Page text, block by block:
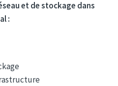
et de stockage dans
: